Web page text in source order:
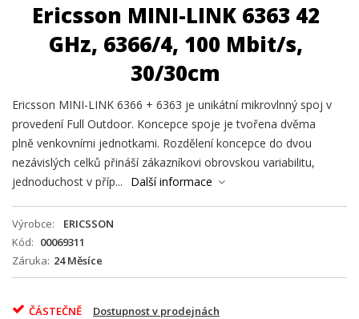
Ericsson MINI-LINK 6363 42
GHz, 6366/4, 100 Mbit/s,
30/30cm
Ericsson MINI-LINK 6366 + 6363 je unikátní mikrovlnný spoj v
provedení Full Outdoor. Koncepce spoje je tvořena dvěma
plně venkovními jednotkami. Rozdělení koncepce do dvou
nezávislých celků přináší zákazníkovi obrovskou variabilitu,
jednoduchost v příp...
Další informace
Výrobce
ERICSSON
Kód
00069311
Záruka 24 Měsíce
ČÁSTEČNĚ Dostupnost v prodejnách